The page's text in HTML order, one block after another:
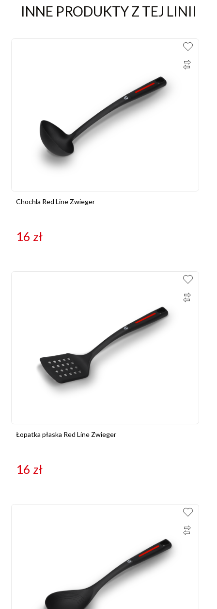
INNE PRODUKTY Z TEJ LINII
Chochla Red Line Zwieger
16 zł
Łopatka płaska Red Line Zwieger
16 zł